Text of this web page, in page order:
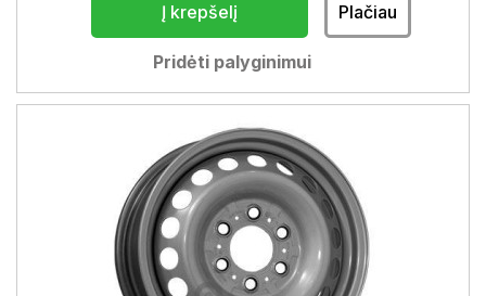
Į krepšelį Plačiau
Pridėti palyginimui